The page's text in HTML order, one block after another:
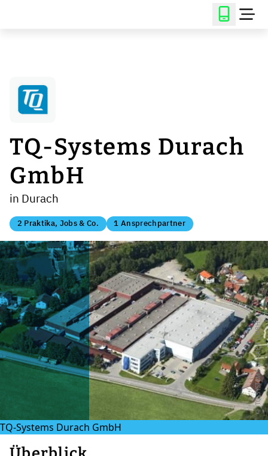
TQ-Systems Durach
GmbH
in Durach
2 Praktika, Jobs & Co. 1 Ansprechpartner
© TQ-SYSTEMS DURACH GMBH
TQ-Systems Durach GmbH